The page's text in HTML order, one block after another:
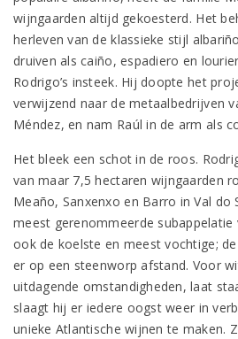
wijngaarden altijd gekoesterd. Het
herleven van de klassieke stijl
druiven als caiño, espadiero en
Rodrigo’s insteek. Hij doopte het
verwijzend naar de metaalbedrijven
Méndez, en nam Raúl in de arm als
Het bleek een schot in de roos.
van maar 7,5 hectaren wijngaarden
Meaño, Sanxenxo en Barro in Val do
meest gerenommeerde subappelatie
ook de koelste en meest vochtige;
er op een steenworp afstand. Voor
uitdagende omstandigheden, laat
slaagt hij er iedere oogst weer in
unieke Atlantische wijnen te maken.